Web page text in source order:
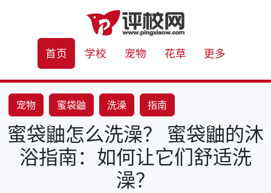
首页 学校 宠物 花草 更多
宠物 蜜袋鼬 洗澡 指南
蜜袋鼬怎么洗澡？ 蜜袋鼬的沐
浴指南：如何让它们舒适洗
澡？